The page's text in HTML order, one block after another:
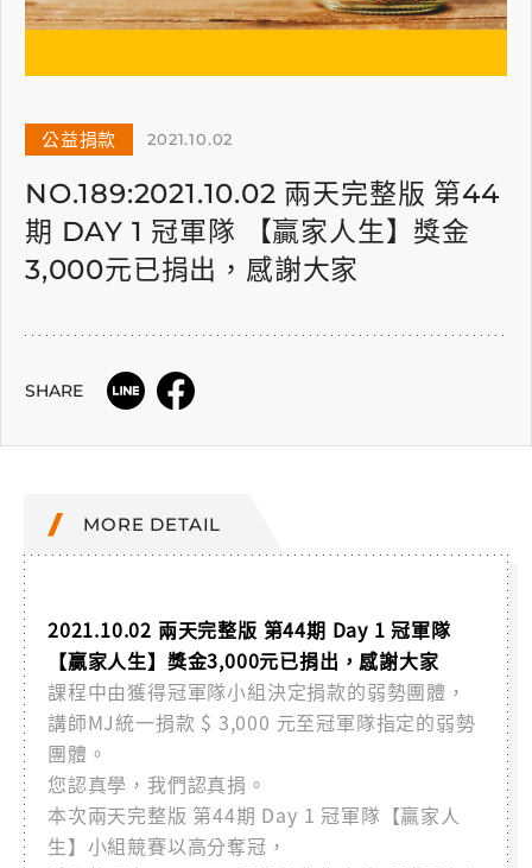
公益捐款 2021.10.02
NO.189:2021.10.02 兩天完整版 第44
期 DAY 1 冠軍隊 【贏家人生】獎金
3,000元已捐出，感謝大家
SHARE
MORE DETAIL
2021.10.02 兩天完整版 第44期 Day 1 冠軍隊
【贏家人生】獎金3,000元已捐出，感謝大家
課程中由獲得冠軍隊小組決定捐款的弱勢團體，
講師MJ統一捐款 $ 3,000 元至冠軍隊指定的弱勢
團體。
您認真學，我們認真捐。
本次兩天完整版 第44期 Day 1 冠軍隊【贏家人
生】小組競賽以高分奪冠，